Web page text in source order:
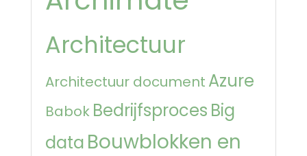
Architectuur
Architectuur document Azure
Babok Bedrijfsproces Big
data Bouwblokken en